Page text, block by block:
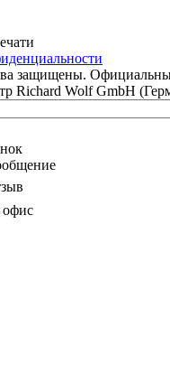
защищены.
Richard Wolf GmbH